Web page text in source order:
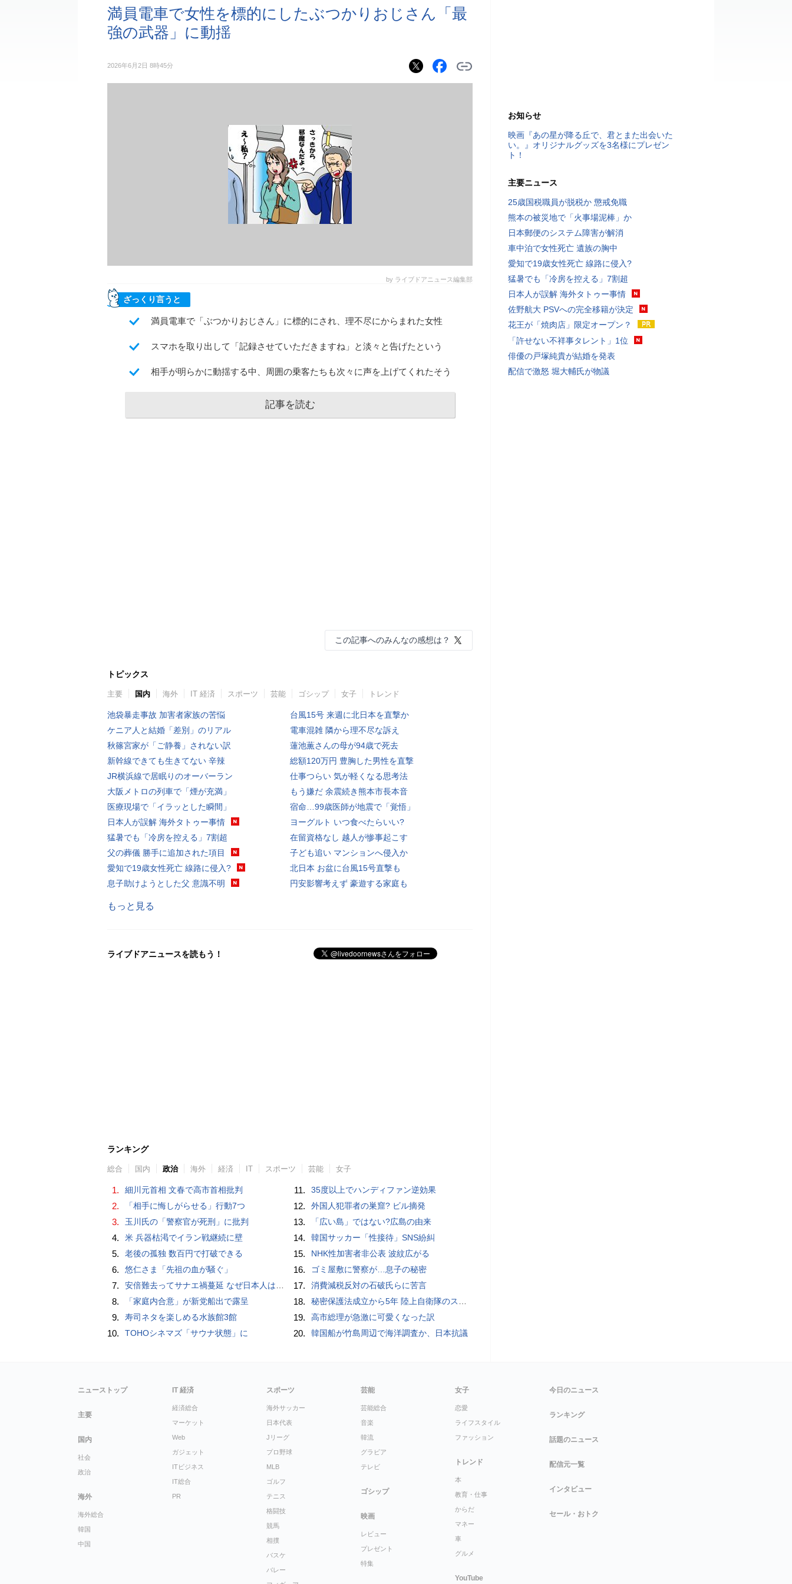
満員電車で女性を標的にしたぶつかりおじさん「最
強の武器」に動揺
2026年6月2日 8時45分
by ライブドアニュース編集部
ざっくり言うと
満員電車で「ぶつかりおじさん」に標的にされ、理不尽にからまれた女性
スマホを取り出して「記録させていただきますね」と淡々と告げたという
相手が明らかに動揺する中、周囲の乗客たちも次々に声を上げてくれたそう
記事を読む
この記事へのみんなの感想は？
トピックス
主要 国内 海外 IT 経済 スポーツ 芸能 ゴシップ 女子 トレンド
池袋暴走事故 加害者家族の苦悩
ケニア人と結婚「差別」のリアル
秋篠宮家が「ご静養」されない訳
新幹線できても生きてない 辛辣
JR横浜線で居眠りのオーバーラン
大阪メトロの列車で「煙が充満」
医療現場で「イラッとした瞬間」
日本人が誤解 海外タトゥー事情
猛暑でも「冷房を控える」7割超
父の葬儀 勝手に追加された項目
愛知で19歳女性死亡 線路に侵入?
息子助けようとした父 意識不明
台風15号 来週に北日本を直撃か
電車混雑 隣から理不尽な訴え
蓮池薫さんの母が94歳で死去
総額120万円 豊胸した男性を直撃
仕事つらい 気が軽くなる思考法
もう嫌だ 余震続き熊本市長本音
宿命…99歳医師が地震で「覚悟」
ヨーグルト いつ食べたらいい?
在留資格なし 越人が惨事起こす
子ども追い マンションへ侵入か
北日本 お盆に台風15号直撃も
円安影響考えず 豪遊する家庭も
もっと見る
ライブドアニュースを読もう！
ランキング
総合 国内 政治 海外 経済 IT スポーツ 芸能 女子
1. 細川元首相 文春で高市首相批判
2. 「相手に悔しがらせる」行動7つ
3. 玉川氏の「警察官が死刑」に批判
4. 米 兵器枯渇でイラン戦継続に壁
5. 老後の孤独 数百円で打破できる
6. 悠仁さま「先祖の血が騒ぐ」
7. 安倍難去ってサナエ禍蔓延 なぜ日本人は妙ちくりんな女に騙されてしまったのか（適菜収）
8. 「家庭内合意」が新党船出で露呈
9. 寿司ネタを楽しめる水族館3館
10. TOHOシネマズ「サウナ状態」に
11. 35度以上でハンディファン逆効果
12. 外国人犯罪者の巣窟? ビル摘発
13. 「広い島」ではない?広島の由来
14. 韓国サッカー「性接待」SNS紛糾
15. NHK性加害者非公表 波紋広がる
16. ゴミ屋敷に警察が…息子の秘密
17. 消費減税反対の石破氏らに苦言
18. 秘密保護法成立から5年 陸上自衛隊のスパイ組織「別班」暴いたベテラン記者が警鐘 - BLOGOS編集部
19. 高市総理が急激に可愛くなった訳
20. 韓国船が竹島周辺で海洋調査か、日本抗議
お知らせ
映画『あの星が降る丘で、君とまた出会いた
い。』オリジナルグッズを3名様にプレゼン
ト！
主要ニュース
25歳国税職員が脱税か 懲戒免職
熊本の被災地で「火事場泥棒」か
日本郵便のシステム障害が解消
車中泊で女性死亡 遺族の胸中
愛知で19歳女性死亡 線路に侵入?
猛暑でも「冷房を控える」7割超
日本人が誤解 海外タトゥー事情
佐野航大 PSVへの完全移籍が決定
花王が「焼肉店」限定オープン？
「許せない不祥事タレント」1位
俳優の戸塚純貴が結婚を発表
配信で激怒 堀大輔氏が物議
ニューストップ
主要
国内
社会
政治
海外
海外総合
韓国
中国
IT 経済
経済総合
マーケット
Web
ガジェット
ITビジネス
IT総合
PR
スポーツ
海外サッカー
日本代表
Jリーグ
プロ野球
MLB
ゴルフ
テニス
格闘技
競馬
相撲
バスケ
バレー
芸能
芸能総合
音楽
韓流
グラビア
テレビ
ゴシップ
映画
レビュー
プレゼント
特集
女子
恋愛
ライフスタイル
ファッション
トレンド
本
教育・仕事
からだ
マネー
車
グルメ
YouTube
今日のニュース
ランキング
話題のニュース
配信元一覧
インタビュー
セール・おトク